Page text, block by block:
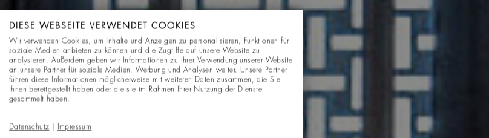
DIESE WEBSEITE VERWENDET COOKIES
Wir verwenden Cookies, um Inhalte und Anzeigen zu personalisieren, Funktionen für
soziale Medien anbieten zu können und die Zugriffe auf unsere Website zu
analysieren. Außerdem geben wir Informationen zu Ihrer Verwendung unserer Website
an unsere Partner für soziale Medien, Werbung und Analysen weiter. Unsere Partner
führen diese Informationen möglicherweise mit weiteren Daten zusammen, die Sie
ihnen bereitgestellt haben oder die sie im Rahmen Ihrer Nutzung der Dienste
gesammelt haben.
Datenschutz Impressum